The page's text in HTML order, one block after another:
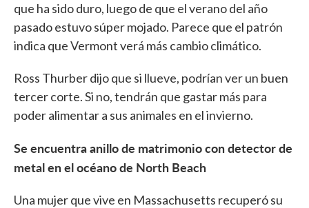
que ha sido duro, luego de que el verano del año
pasado estuvo súper mojado. Parece que el patrón
indica que Vermont verá más cambio climático.
Ross Thurber dijo que si llueve, podrían ver un buen
tercer corte. Si no, tendrán que gastar más para
poder alimentar a sus animales en el invierno.
Se encuentra anillo de matrimonio con detector de
metal en el océano de North Beach
Una mujer que vive en Massachusetts recuperó su